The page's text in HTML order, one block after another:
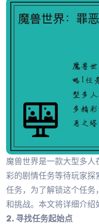
魔兽世界是一款大型多
彩的剧情任务等待玩家探
任务，为了解锁这个任务
和挑战。本文将详细介绍
2. 寻找任务起始点